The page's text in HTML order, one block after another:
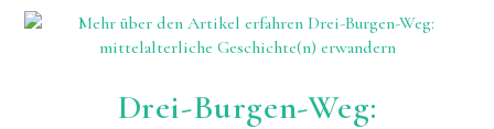
Drei-Burgen-Weg: